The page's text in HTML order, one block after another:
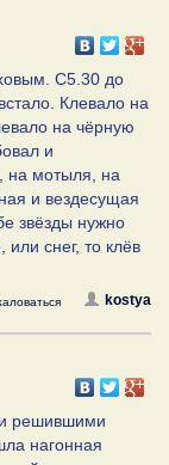
С5.30 до
Клевало на
на чёрную
и
на мотыля, на
и вездесущая
звёзды нужно
снег, то клёв
kostya
решившими
нагонная